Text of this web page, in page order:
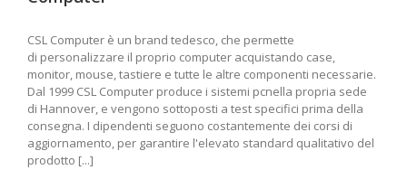
CSL Computer è un brand tedesco, che permette
di personalizzare il proprio computer acquistando case,
monitor, mouse, tastiere e tutte le altre componenti necessarie.
Dal 1999 CSL Computer produce i sistemi pcnella propria sede
di Hannover, e vengono sottoposti a test specifici prima della
consegna. I dipendenti seguono costantemente dei corsi di
aggiornamento, per garantire l'elevato standard qualitativo del
prodotto [...]